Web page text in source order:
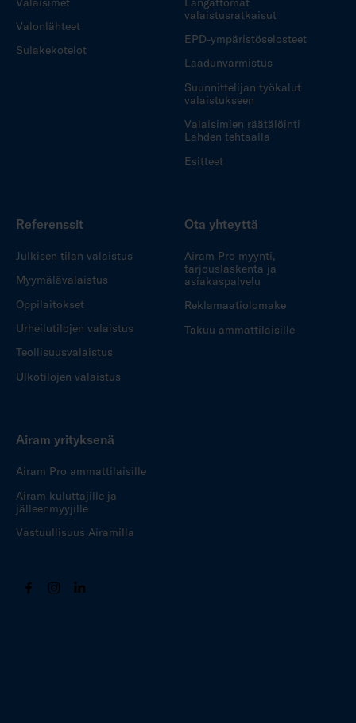
Valonlähteet
Sulakekotelot
valaistusratkaisut
EPD-ympäristöselosteet
Laadunvarmistus
Suunnittelijan työkalut
valaistukseen
Valaisimien räätälöinti
Lahden tehtaalla
Esitteet
Referenssit
Julkisen tilan valaistus
Myymälävalaistus
Oppilaitokset
Urheilutilojen valaistus
Teollisuusvalaistus
Ulkotilojen valaistus
Ota yhteyttä
Airam Pro myynti,
tarjouslaskenta ja
asiakaspalvelu
Reklamaatiolomake
Takuu ammattilaisille
Airam yrityksenä
Airam Pro ammattilaisille
Airam kuluttajille ja
jälleenmyyjille
Vastuullisuus Airamilla